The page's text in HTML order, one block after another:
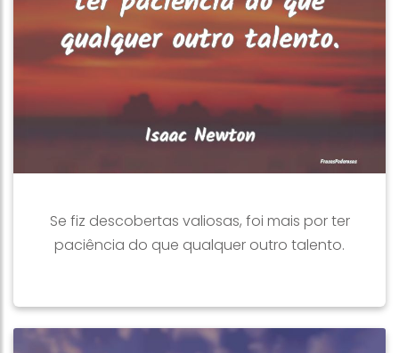
Se fiz descobertas valiosas, foi mais por ter
paciência do que qualquer outro talento.